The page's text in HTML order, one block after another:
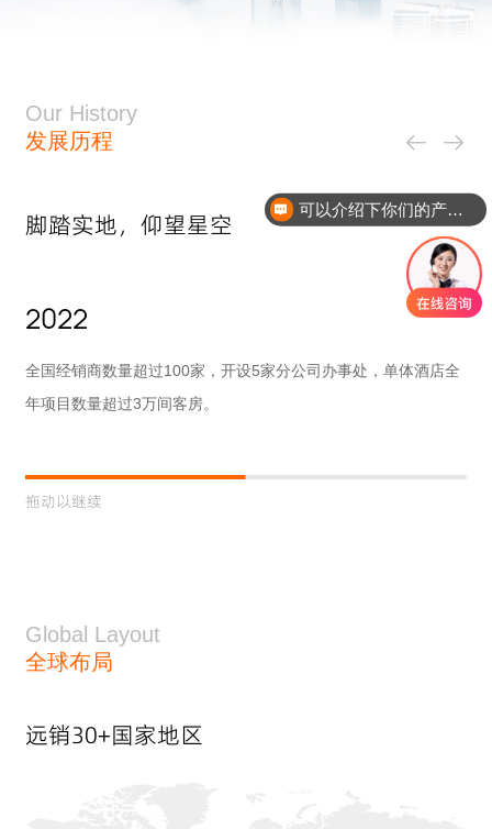
Our History
发展历程
脚踏实地，仰望星空
2022
全国经销商数量超过100家，开设5家分公司办事处，单体酒店全
年项目数量超过3万间客房。
拖动以继续
Global Layout
全球布局
远销30+国家地区
可以介绍下你们的产品么？